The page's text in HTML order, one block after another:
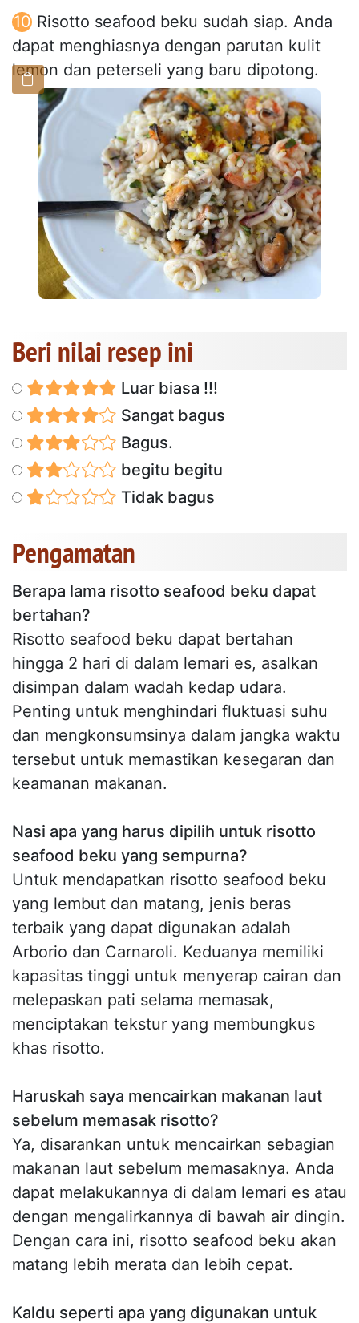
Risotto seafood beku sudah siap. Anda
dapat menghiasnya dengan parutan kulit
lemon dan peterseli yang baru dipotong.
Beri nilai resep ini
Luar biasa !!!
Sangat bagus
Bagus.
begitu begitu
Tidak bagus
Pengamatan
Berapa lama risotto seafood beku dapat
bertahan?
Risotto seafood beku dapat bertahan
hingga 2 hari di dalam lemari es, asalkan
disimpan dalam wadah kedap udara.
Penting untuk menghindari fluktuasi suhu
dan mengkonsumsinya dalam jangka waktu
tersebut untuk memastikan kesegaran dan
keamanan makanan.
Nasi apa yang harus dipilih untuk risotto
seafood beku yang sempurna?
Untuk mendapatkan risotto seafood beku
yang lembut dan matang, jenis beras
terbaik yang dapat digunakan adalah
Arborio dan Carnaroli. Keduanya memiliki
kapasitas tinggi untuk menyerap cairan dan
melepaskan pati selama memasak,
menciptakan tekstur yang membungkus
khas risotto.
Haruskah saya mencairkan makanan laut
sebelum memasak risotto?
Ya, disarankan untuk mencairkan sebagian
makanan laut sebelum memasaknya. Anda
dapat melakukannya di dalam lemari es atau
dengan mengalirkannya di bawah air dingin.
Dengan cara ini, risotto seafood beku akan
matang lebih merata dan lebih cepat.
Kaldu seperti apa yang digunakan untuk